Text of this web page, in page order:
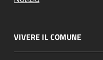
VIVERE IL COMUNE